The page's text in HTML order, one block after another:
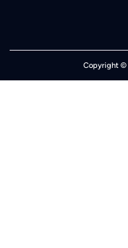
Copyright ©